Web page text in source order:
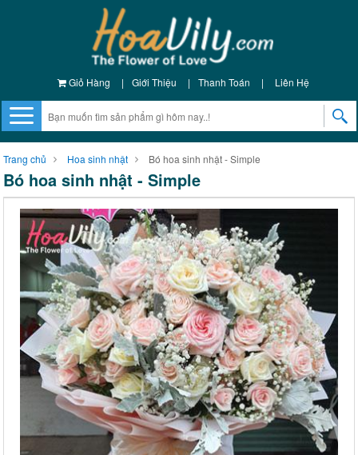
Giỏ Hàng | Giới Thiệu | Thanh Toán | Liên Hệ
Trang chủ Hoa sinh nhật Bó hoa sinh nhật - Simple
Bó hoa sinh nhật - Simple